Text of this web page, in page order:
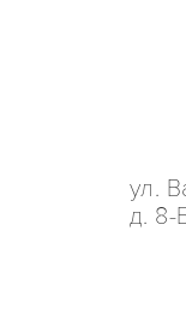
ул.
д. 8-